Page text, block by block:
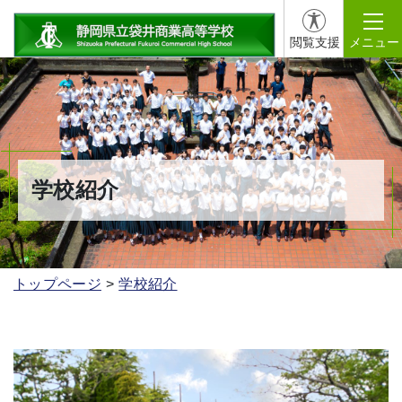
閲覧支援 メニュー
学校紹介
トップページ 学校紹介